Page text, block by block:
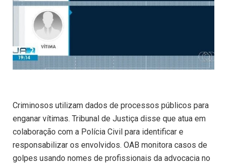
Criminosos utilizam dados de processos públicos para
enganar vítimas. Tribunal de Justiça disse que atua em
colaboração com a Polícia Civil para identificar e
responsabilizar os envolvidos. OAB monitora casos de
golpes usando nomes de profissionais da advocacia no